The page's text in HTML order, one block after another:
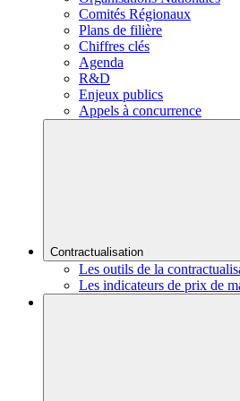
Comités Régionaux
Plans de filière
Chiffres clés
Agenda
R&D
Enjeux publics
Appels à concurrence
Contractualisation
Les outils de la
Les indicateurs de prix de